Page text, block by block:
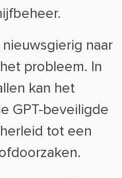
naar
probleem. In
kan het
GPT-beveiligde
tot een